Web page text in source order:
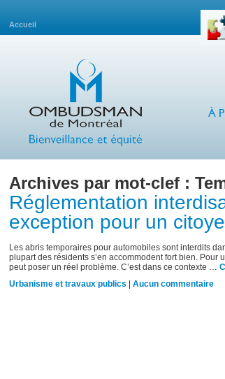
Accueil
À
Archives par mot-clef :
Réglementation
exception pour un
Les abris temporaires pour automobiles sont interdits
plupart des résidents s’en accommodent fort bien.
peut poser un réel problème. C’est dans ce contexte …
Urbanisme et travaux publics
Aucun commentaire